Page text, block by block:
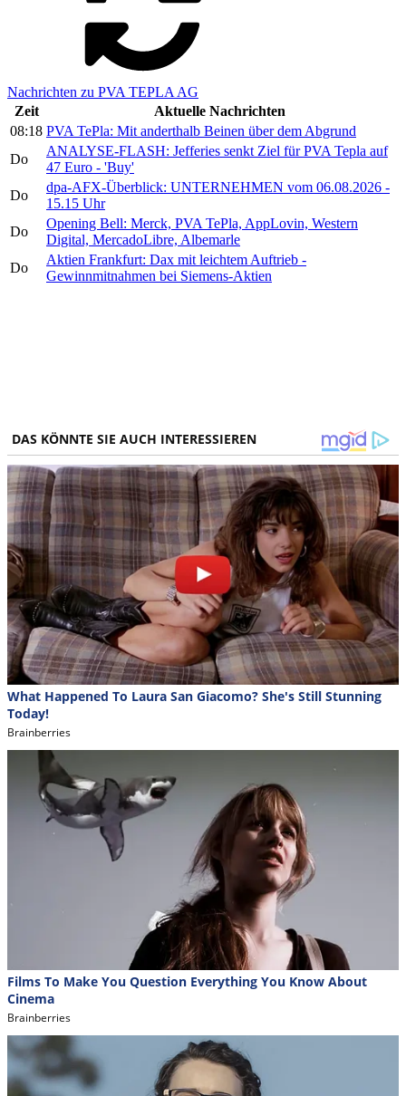
Nachrichten zu PVA TEPLA AG
Zeit
Aktuelle Nachrichten
08:18 PVA TePla: Mit anderthalb Beinen über dem Abgrund
Do
ANALYSE-FLASH: Jefferies senkt Ziel für PVA Tepla auf
47 Euro - 'Buy'
Do
dpa-AFX-Überblick: UNTERNEHMEN vom 06.08.2026 -
15.15 Uhr
Do
Opening Bell: Merck, PVA TePla, AppLovin, Western
Digital, MercadoLibre, Albemarle
Do
Aktien Frankfurt: Dax mit leichtem Auftrieb -
Gewinnmitnahmen bei Siemens-Aktien